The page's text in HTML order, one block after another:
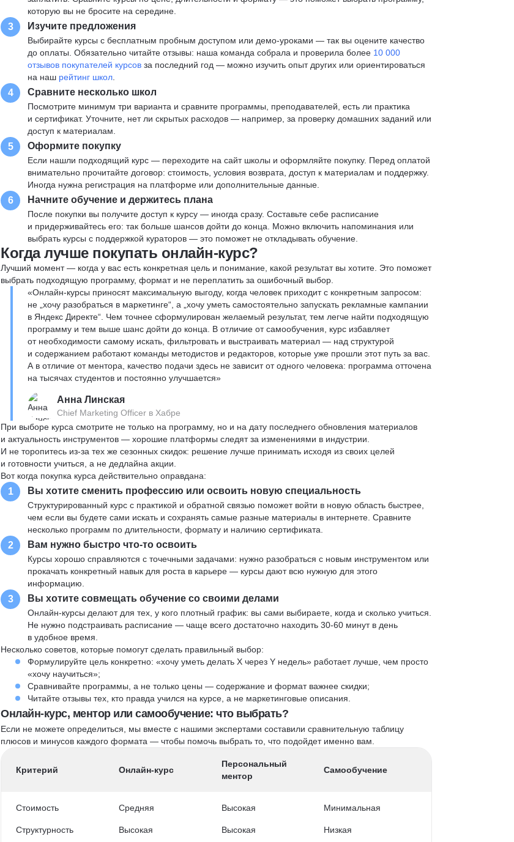
которую вы не бросите на середине.
3 Изучите предложения
Выбирайте курсы с бесплатным пробным доступом или демо-уроками — так вы оцените качество
до оплаты. Обязательно читайте отзывы: наша команда собрала и проверила более 10 000
отзывов покупателей курсовза последний год — можно изучить опыт других или ориентироваться
на наш рейтинг школ
4 Сравните несколько школ
Посмотрите минимум три варианта и сравните программы, преподавателей, есть ли практика
и сертификат. Уточните, нет ли скрытых расходов — например, за проверку домашних заданий или
доступ к материалам.
5 Оформите покупку
Если нашли подходящий курс — переходите на сайт школы и оформляйте покупку. Перед оплатой
внимательно прочитайте договор: стоимость, условия возврата, доступ к материалам и поддержку.
Иногда нужна регистрация на платформе или дополнительные данные.
6 Начните обучение и держитесь плана
После покупки вы получите доступ к курсу — иногда сразу. Составьте себе расписание
и придерживайтесь его: так больше шансов дойти до конца. Можно включить напоминания или
выбрать курсы с поддержкой кураторов — это поможет не откладывать обучение.
Когда лучше покупать онлайн-курс?
Лучший момент — когда у вас есть конкретная цель и понимание, какой результат вы хотите. Это поможет
выбрать подходящую программу, формат и не переплатить за ошибочный выбор.
«Онлайн-курсы приносят максимальную выгоду, когда человек приходит с конкретным запросом:
не „хочу разобраться в маркетинге“, а „хочу уметь самостоятельно запускать рекламные кампании
в Яндекс Директе“. Чем точнее сформулирован желаемый результат, тем легче найти подходящую
программу и тем выше шанс дойти до конца. В отличие от самообучения, курс избавляет
от необходимости самому искать, фильтровать и выстраивать материал — над структурой
и содержанием работают команды методистов и редакторов, которые уже прошли этот путь за вас.
А в отличие от ментора, качество подачи здесь не зависит от одного человека: программа отточена
на тысячах студентов и постоянно улучшается»
Анна Линская
Chief Marketing Officer в Хабре
При выборе курса смотрите не только на программу, но и на дату последнего обновления материалов
и актуальность инструментов — хорошие платформы следят за изменениями в индустрии.
И не торопитесь из-за тех же сезонных скидок: решение лучше принимать исходя из своих целей
и готовности учиться, а не дедлайна акции.
Вот когда покупка курса действительно оправдана:
1 Вы хотите сменить профессию или освоить новую специальность
Структурированный курс с практикой и обратной связью поможет войти в новую область быстрее,
чем если вы будете сами искать и сохранять самые разные материалы в интернете. Сравните
несколько программ по длительности, формату и наличию сертификата.
2 Вам нужно быстро что-то освоить
Курсы хорошо справляются с точечными задачами: нужно разобраться с новым инструментом или
прокачать конкретный навык для роста в карьере — курсы дают всю нужную для этого
информацию.
3 Вы хотите совмещать обучение со своими делами
Онлайн-курсы делают для тех, у кого плотный график: вы сами выбираете, когда и сколько учиться.
Не нужно подстраивать расписание — чаще всего достаточно находить 30-60 минут в день
в удобное время.
Несколько советов, которые помогут сделать правильный выбор:
Формулируйте цель конкретно: «хочу уметь делать X через Y недель» работает лучше, чем просто
«хочу научиться»;
Сравнивайте программы, а не только цены — содержание и формат важнее скидки;
Читайте отзывы тех, кто правда учился на курсе, а не маркетинговые описания.
Онлайн-курс, ментор или самообучение: что выбрать?
Если не можете определиться, мы вместе с нашими экспертами составили сравнительную таблицу
плюсов и минусов каждого формата — чтобы помочь выбрать то, что подойдет именно вам.
Критерий Онлайн-курс
Персональный
ментор
Самообучение
Стоимость Средняя Высокая Минимальная
Структурность Высокая Высокая Низкая